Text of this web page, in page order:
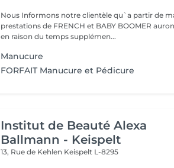
Nous Informons notre clientèle qu`a partir de
prestations de FRENCH et BABY BOOMER
en raison du temps supplémen...
Manucure
FORFAIT Manucure et Pédicure
Institut de Beauté Alexa
Ballmann - Keispelt
13, Rue de Kehlen Keispelt L-8295